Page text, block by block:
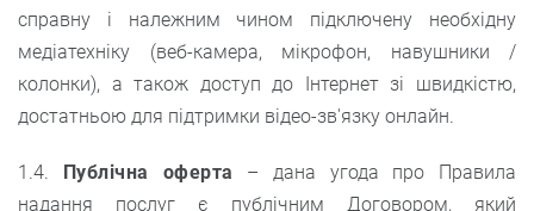
справну і належним чином підключену необхідну
медіатехніку (веб-камера, мікрофон, навушники /
колонки), а також доступ до Інтернет зі швидкістю,
достатньою для підтримки відео-зв'язку онлайн.
1.4. Публічна оферта – дана угода про Правила
надання послуг є публічним Договором, який